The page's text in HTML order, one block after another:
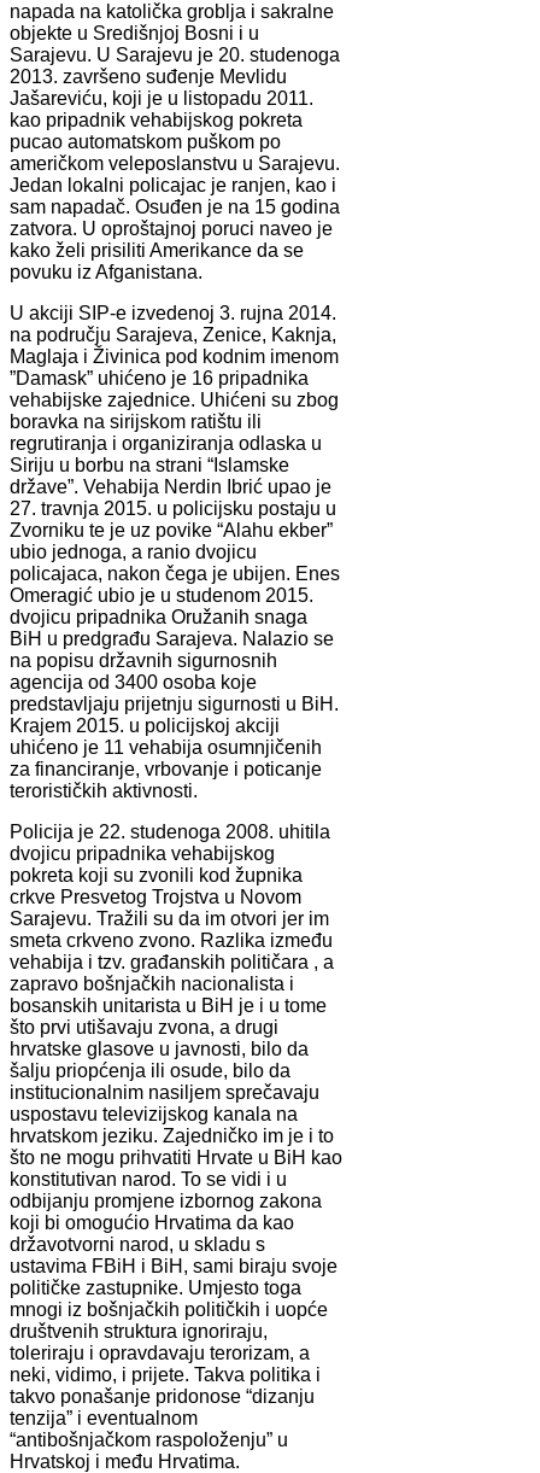
napada na katolička groblja i sakralne
objekte u Središnjoj Bosni i u
Sarajevu. U Sarajevu je 20. studenoga
2013. završeno suđenje Mevlidu
Jašareviću, koji je u listopadu 2011.
kao pripadnik vehabijskog pokreta
pucao automatskom puškom po
američkom veleposlanstvu u Sarajevu.
Jedan lokalni policajac je ranjen, kao i
sam napadač. Osuđen je na 15 godina
zatvora. U oproštajnoj poruci naveo je
kako želi prisiliti Amerikance da se
povuku iz Afganistana.
U akciji SIP-e izvedenoj 3. rujna 2014.
na području Sarajeva, Zenice, Kaknja,
Maglaja i Živinica pod kodnim imenom
”Damask” uhićeno je 16 pripadnika
vehabijske zajednice. Uhićeni su zbog
boravka na sirijskom ratištu ili
regrutiranja i organiziranja odlaska u
Siriju u borbu na strani “Islamske
države”. Vehabija Nerdin Ibrić upao je
27. travnja 2015. u policijsku postaju u
Zvorniku te je uz povike “Alahu ekber”
ubio jednoga, a ranio dvojicu
policajaca, nakon čega je ubijen. Enes
Omeragić ubio je u studenom 2015.
dvojicu pripadnika Oružanih snaga
BiH u predgrađu Sarajeva. Nalazio se
na popisu državnih sigurnosnih
agencija od 3400 osoba koje
predstavljaju prijetnju sigurnosti u BiH.
Krajem 2015. u policijskoj akciji
uhićeno je 11 vehabija osumnjičenih
za financiranje, vrbovanje i poticanje
terorističkih aktivnosti.
Policija je 22. studenoga 2008. uhitila
dvojicu pripadnika vehabijskog
pokreta koji su zvonili kod župnika
crkve Presvetog Trojstva u Novom
Sarajevu. Tražili su da im otvori jer im
smeta crkveno zvono. Razlika između
vehabija i tzv. građanskih političara , a
zapravo bošnjačkih nacionalista i
bosanskih unitarista u BiH je i u tome
što prvi utišavaju zvona, a drugi
hrvatske glasove u javnosti, bilo da
šalju priopćenja ili osude, bilo da
institucionalnim nasiljem sprečavaju
uspostavu televizijskog kanala na
hrvatskom jeziku. Zajedničko im je i to
što ne mogu prihvatiti Hrvate u BiH kao
konstitutivan narod. To se vidi i u
odbijanju promjene izbornog zakona
koji bi omogućio Hrvatima da kao
državotvorni narod, u skladu s
ustavima FBiH i BiH, sami biraju svoje
političke zastupnike. Umjesto toga
mnogi iz bošnjačkih političkih i uopće
društvenih struktura ignoriraju,
toleriraju i opravdavaju terorizam, a
neki, vidimo, i prijete. Takva politika i
takvo ponašanje pridonose “dizanju
tenzija” i eventualnom
“antibošnjačkom raspoloženju” u
Hrvatskoj i među Hrvatima.